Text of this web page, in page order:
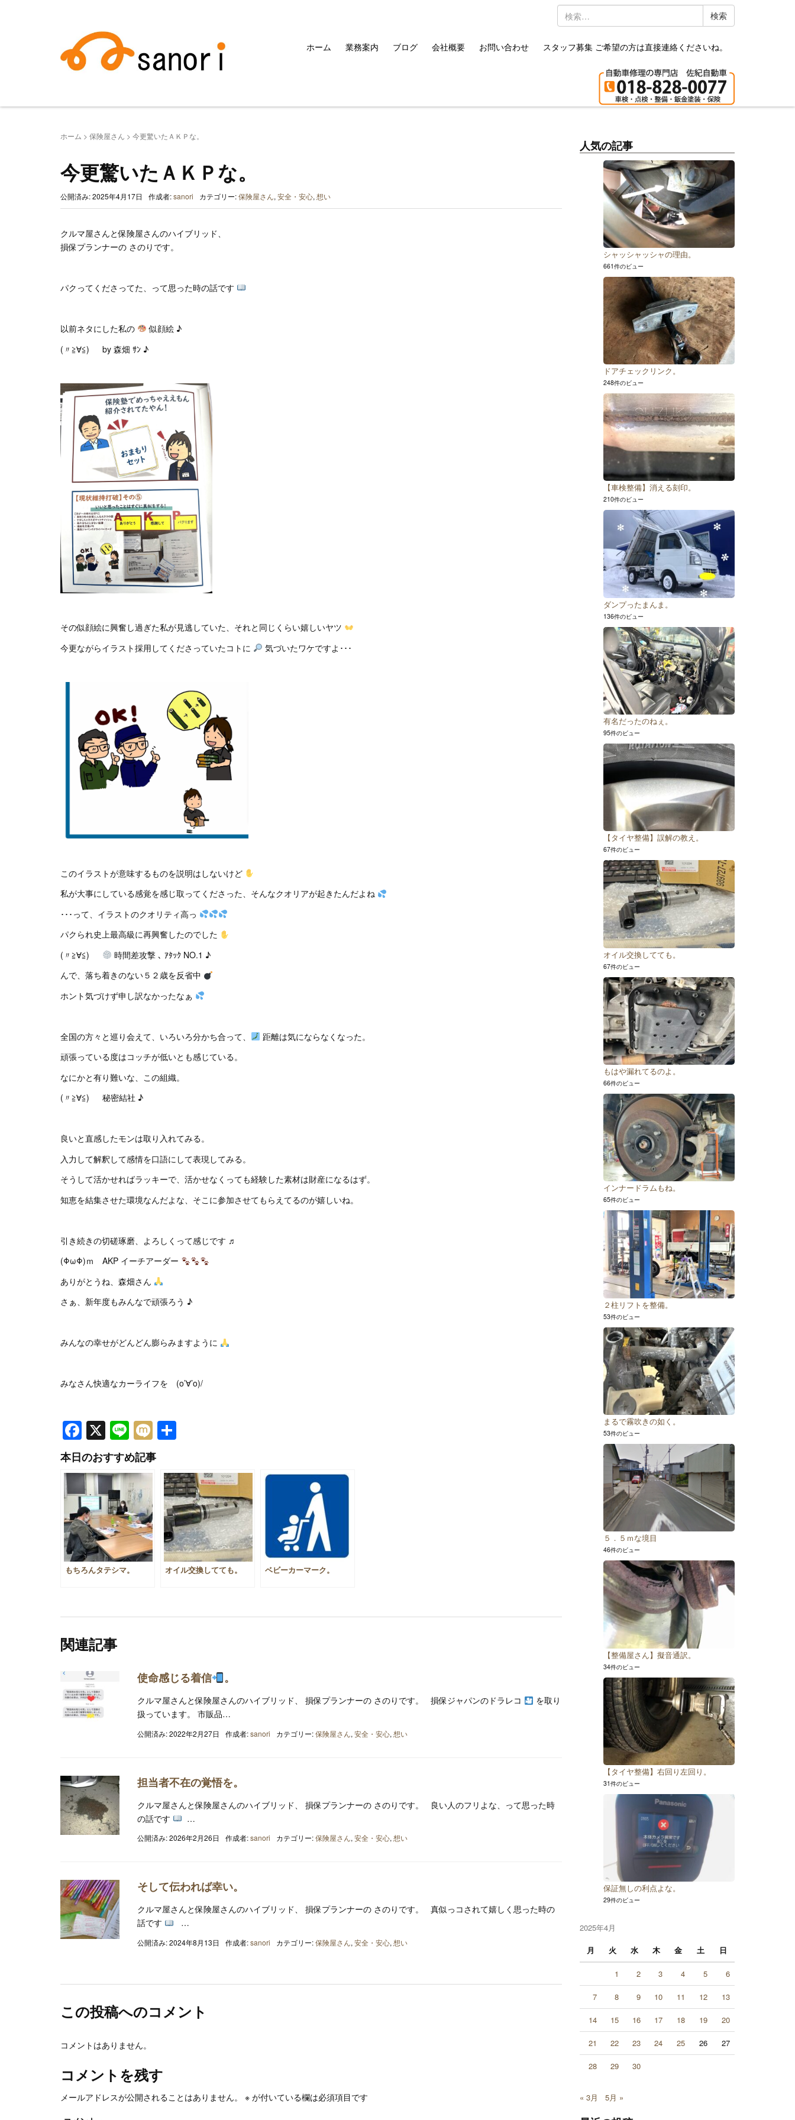
索:
ホーム
業務案内 ブログ 会社概要 お問い合わせ スタッフ募集 ご希望の方は直接連絡くださいね。
ホーム > 保険屋さん > 今更驚いたＡＫＰな。
今更驚いたＡＫＰな。
公開済み: 2025年4月17日 作成者:sanori カテゴリー:保険屋さん, 安全・安心, 想い
クルマ屋さんと保険屋さんのハイブリッド、
損保プランナーの さのりです。
パクってくださってた、って思った時の話です
以前ネタにした私の
似顔絵 ♪
(〃≧∀≦)ゞ by 森畑 ｻﾝ ♪
その似顔絵に興奮し過ぎた私が見逃していた、それと同じくらい嬉しいヤツ
今更ながらイラスト採用してくださっていたコトに
気づいたワケですよ･･･
このイラストが意味するものを説明はしないけど
私が大事にしている感覚を感じ取ってくださった、そんなクオリアが起きたんだよね
･･･って、イラストのクオリティ高っ
パクられ史上最高級に再興奮したのでした
(〃≧∀≦)ゞ
時間差攻撃 ､ ｱﾀｯｸ NO.1 ♪
んで、落ち着きのない５２歳を反省中
ホント気づけず申し訳なかったなぁ
全国の方々と巡り会えて、いろいろ分かち合って、
距離は気にならなくなった。
頑張っている度はコッチが低いとも感じている。
なにかと有り難いな、この組織。
(〃≧∀≦)ゞ 秘密結社 ♪
良いと直感したモンは取り入れてみる。
入力して解釈して感情を口語にして表現してみる。
そうして活かせればラッキーで、活かせなくっても経験した素材は財産になるはず。
知恵を結集させた環境なんだよな、そこに参加させてもらえてるのが嬉しいね。
引き続きの切磋琢磨、よろしくって感じです ♬
(ΦωΦ)ｍ AKP イーチアーダー
ありがとうね、森畑さん
さぁ、新年度もみんなで頑張ろう ♪
みんなの幸せがどんどん膨らみますように
みなさん快適なカーライフを (o’∀’o)/
Facebook
X LineMixi
本日のおすすめ記事
もちろんタテシマ。 オイル交換してても。 ベビーカーマーク。
関連記事
使命感じる着信 。
クルマ屋さんと保険屋さんのハイブリッド、 損保プランナーの さのりです。 損保ジャパンのドラレコ
を取り
扱っています。 市販品…
公開済み: 2022年2月27日 作成者:sanori カテゴリー:保険屋さん, 安全・安心, 想い
担当者不在の覚悟を。
クルマ屋さんと保険屋さんのハイブリッド、 損保プランナーの さのりです。 良い人のフリよな、って思った時
の話です
…
公開済み: 2026年2月26日 作成者:sanori カテゴリー:保険屋さん, 安全・安心, 想い
そして伝われば幸い。
クルマ屋さんと保険屋さんのハイブリッド、 損保プランナーの さのりです。 真似っコされて嬉しく思った時の
話です
…
公開済み: 2024年8月13日 作成者:sanori カテゴリー:保険屋さん, 安全・安心, 想い
この投稿へのコメント
コメントはありません。
コメントを残す
メールアドレスが公開されることはありません。 ※ が付いている欄は必須項目です
人気の記事
シャッシャッシャの理由。
661件のビュー
ドアチェックリンク。
248件のビュー
【車検整備】消える刻印。
210件のビュー
ダンプったまんま。
136件のビュー
有名だったのねぇ。
95件のビュー
【タイヤ整備】誤解の教え。
67件のビュー
オイル交換してても。
67件のビュー
もはや漏れてるのよ。
66件のビュー
インナードラムもね。
65件のビュー
２柱リフトを整備。
53件のビュー
まるで霧吹きの如く。
53件のビュー
５．５ｍな境目
46件のビュー
【整備屋さん】擬音通訳。
34件のビュー
【タイヤ整備】右回り左回り。
31件のビュー
保証無しの利点よな。
29件のビュー
2025年4月
月
火 水 木 金 土 日
1 2 3 4 5 6
7 8 9 10 11 12 13
14 15 16 17 18 19 20
21 22 23 24 25 26 27
28 29 30
« 3月 5月 »